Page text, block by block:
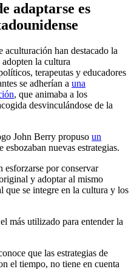
adaptarse es
aculturación han destacado la
la cultura
terapeutas y educadores
se adherían a una
, que animaba a los
desvinculándose de la
John Berry propuso un
esbozaban nuevas estrategias.
esforzarse por conservar
y adoptar al mismo
que se integre en la cultura y los
más utilizado para entender la
que las estrategias de
el tiempo, no tiene en cuenta